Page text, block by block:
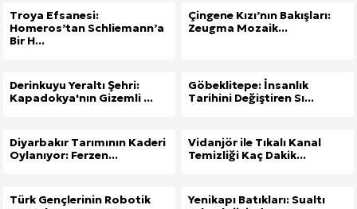
Troya Efsanesi:
Homeros’tan Schliemann’a
Bir H...
Çingene Kızı’nın Bakışları:
Zeugma Mozaik...
Derinkuyu Yeraltı Şehri:
Kapadokya'nın Gizemli ...
Göbeklitepe: İnsanlık
Tarihini Değiştiren Sı...
Diyarbakır Tarımının Kaderi
Oylanıyor: Ferzen...
Vidanjör ile Tıkalı Kanal
Temizliği Kaç Dakik...
Türk Gençlerinin Robotik
Yenikapı Batıkları: Sualtı